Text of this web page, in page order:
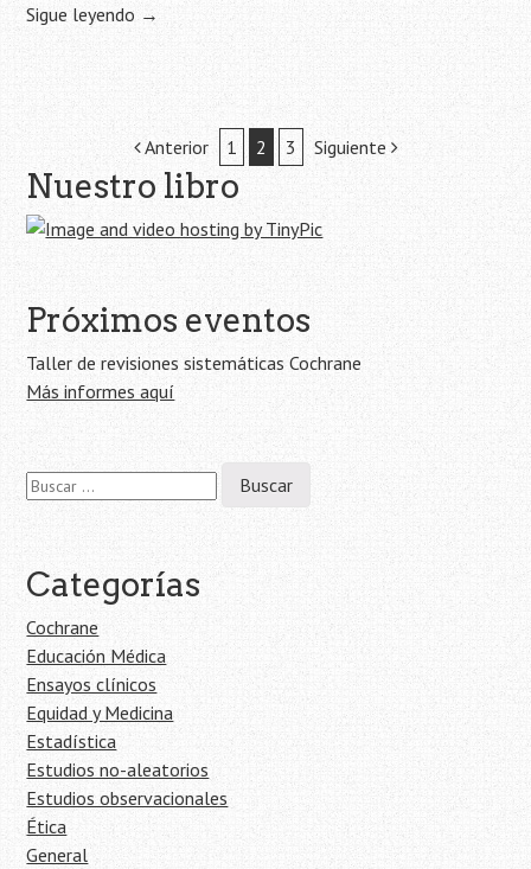
Sigue leyendo →
Navegación
de
la
entrada
Anterior 1 2 3 Siguiente
Nuestro libro
Próximos eventos
Taller de revisiones sistemáticas Cochrane
Más informes aquí
Buscar:
Categorías
Cochrane
Educación Médica
Ensayos clínicos
Equidad y Medicina
Estadística
Estudios no-aleatorios
Estudios observacionales
Ética
General